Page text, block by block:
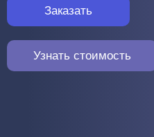
Заказать
Узнать стоимость